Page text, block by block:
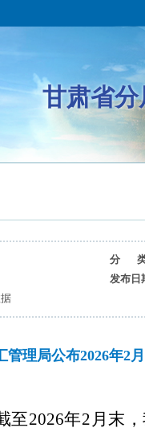
甘肃省分
分 类
发布日
管理局公布2026年2
至2026年2月末